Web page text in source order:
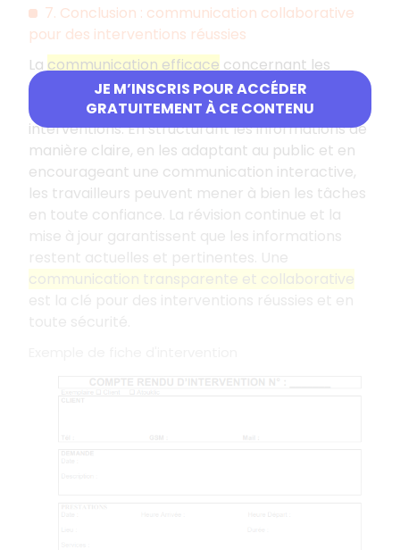
JE M’INSCRIS POUR ACCÉDER
GRATUITEMENT À CE CONTENU
7. Conclusion : communication collaborative
pour des interventions réussies
La communication efficace concernant les
fiches d'intervention est essentielle pour
garantir la sécurité et l'efficacité des
interventions. En structurant les informations de
manière claire, en les adaptant au public et en
encourageant une communication interactive,
les travailleurs peuvent mener à bien les tâches
en toute confiance. La révision continue et la
mise à jour garantissent que les informations
restent actuelles et pertinentes. Une
communication transparente et collaborative